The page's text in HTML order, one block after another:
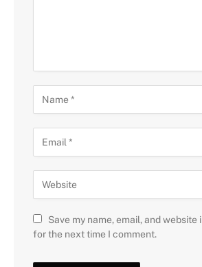
Save my name, email, and website
for the next time I comment.